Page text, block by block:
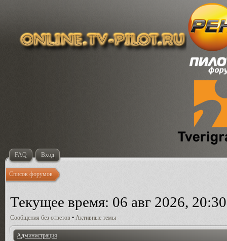
FAQ Вход
Список форумов
Текущее время: 06 авг 2026, 20:30
Сообщения без ответов • Активные темы
Администрация